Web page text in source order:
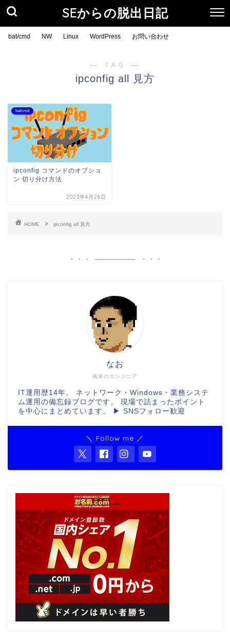
SEからの脱出日記
bat/cmd NW Linux WordPress お問い合わせ
― TAG ―
ipconfig all 見方
bat/cmd
ipconfig コマンドのオプショ
ン 切り分け方法
2023年4月26日
HOME ipconfig all 見方
風来のエンジニア
なお
IT運用歴14年。 ネットワーク・Windows・業務システ
ム運用の備忘録ブログです。 現場で詰まったポイント
を中心にまとめています。 ▶ SNSフォロー歓迎
＼ Follow me ／